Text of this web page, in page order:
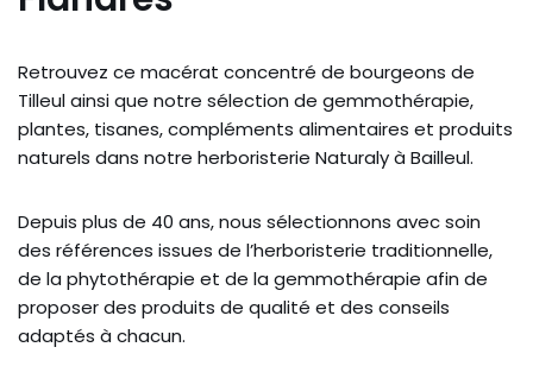
Retrouvez ce macérat concentré de bourgeons de
Tilleul ainsi que notre sélection de gemmothérapie,
plantes, tisanes, compléments alimentaires et produits
naturels dans notre herboristerie Naturaly à Bailleul.
Depuis plus de 40 ans, nous sélectionnons avec soin
des références issues de l’herboristerie traditionnelle,
de la phytothérapie et de la gemmothérapie afin de
proposer des produits de qualité et des conseils
adaptés à chacun.